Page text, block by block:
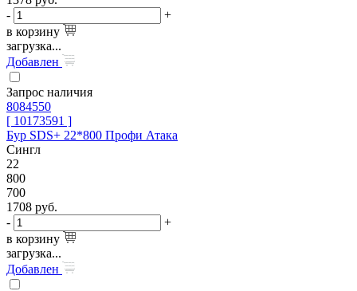
-
+
в корзину
загрузка...
Добавлен
Запрос наличия
8084550
[ 10173591 ]
Бур SDS+ 22*800 Профи Атака
Сингл
22
800
700
1708 руб.
-
+
в корзину
загрузка...
Добавлен